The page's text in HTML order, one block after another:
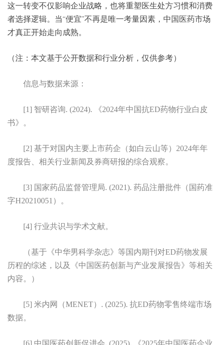
这一转变不仅影响企业战略，也将重塑医生处方习惯和消费
者选择逻辑。当“便宜”不再是唯一考量因素，中国医药市场
才真正开始走向成熟。
（注：本文基于公开数据和行业分析，仅供参考）
信息与数据来源：
[1] 智研咨询. (2024). 《2024年中国抗ED药物行业白皮
书》。
[2] 基于对国内主要上市药企（如白云山等）2024年年
度报告、相关行业新闻及券商研报的综合观察。
[3] 国家药品监督管理局. (2021). 药品注册批件（国药准
字H20210051）。
[4] 行业共识与学术文献。
（基于《中华男科学杂志》等国内期刊对ED药物发展
历程的综述，以及《中国医药创新与产业发展报告》等相关
内容。）
[5] 米内网（MENET）. (2025). 抗ED药物零售终端市场
数据。
[6] 中国医药创新促进会. (2025). 《2025年中国医药企业